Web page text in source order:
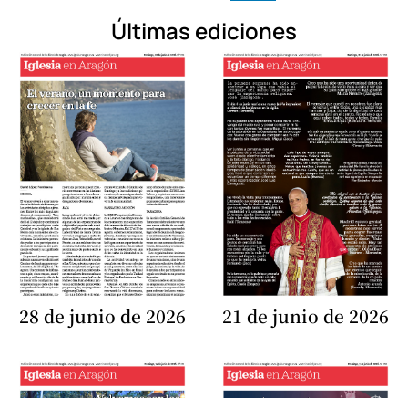
Últimas ediciones
28 de junio de 2026 21 de junio de 2026